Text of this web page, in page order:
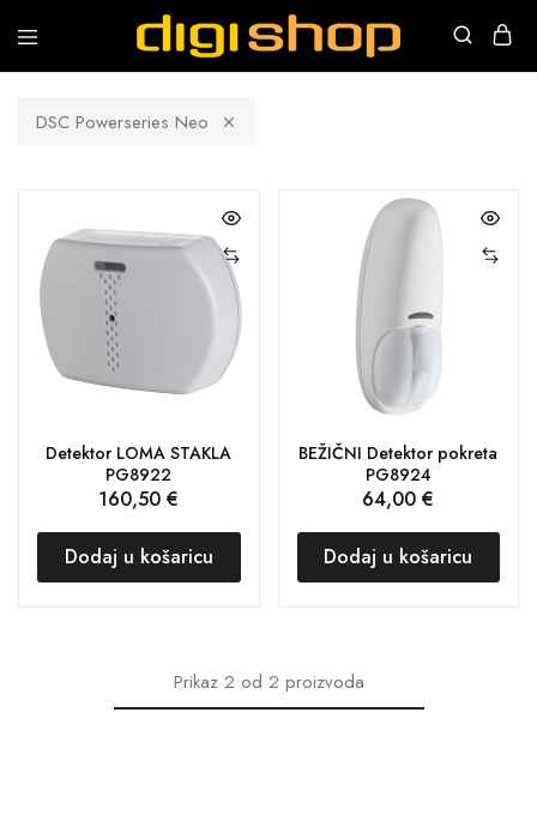
Digishop
Vaša
DSC Powerseries Neo
Detektor LOMA STAKLA
PG8922
160,50€
Dodaj u košaricu
BEŽIČNI Detektor pokreta
PG8924
64,00€
Dodaj u košaricu
Prikaz2 od 2 proizvoda